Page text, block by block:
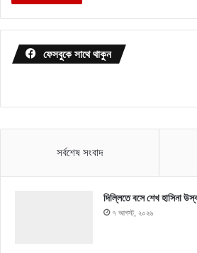
ফেসবুকে সাথে থাকুন
সর্বশেষ সংবাদ
দিল্লিতে বসে শেখ হাসিনা
৭ আগস্ট, ২০২৬